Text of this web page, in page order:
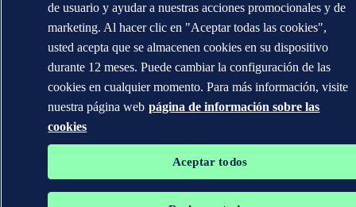
de usuario y ayudar a nuestras acciones promocionales y de
marketing. Al hacer clic en "Aceptar todas las cookies",
usted acepta que se almacenen cookies en su dispositivo
durante 12 meses. Puede cambiar la configuración de las
cookies en cualquier momento. Para más información, visite
nuestra página web página de información sobre las
cookies
Aceptar todos